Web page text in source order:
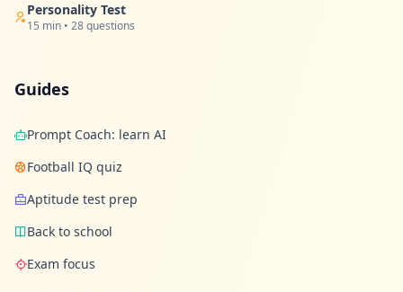
Personality Test
15 min • 28 questions
Guides
Prompt Coach: learn AI
Football IQ quiz
Aptitude test prep
Back to school
Exam focus